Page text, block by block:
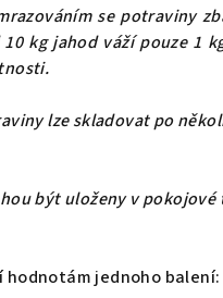
se potraviny
kg jahod váží pouze 1
lze skladovat po
být uloženy v pokojové
hodnotám jednoho balení: